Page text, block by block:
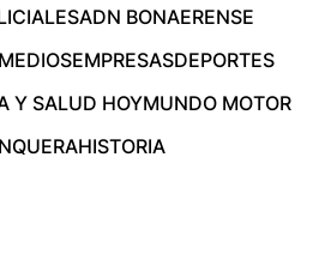
ADN BONAERENSE
EMPRESASDEPORTES
Y SALUD HOYMUNDO MOTOR
HISTORIA